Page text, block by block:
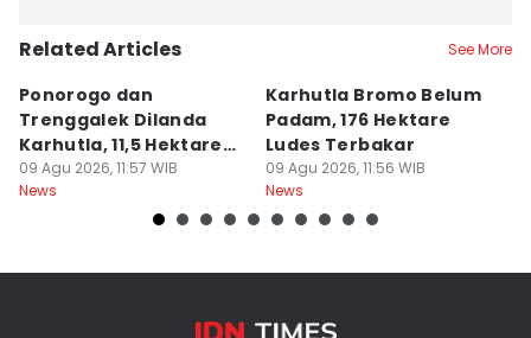
Related Articles See More
Ponorogo dan
Trenggalek Dilanda
Karhutla, 11,5 Hektare
Terbakar
09 Agu 2026, 11:57 WIB
News
Karhutla Bromo Belum
Padam, 176 Hektare
Ludes Terbakar
09 Agu 2026, 11:56 WIB
News